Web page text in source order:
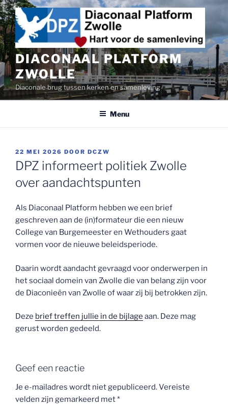
Ga
naar
de
inhoud
DIACONAAL PLATFORM
ZWOLLE
Diaconale brug tussen kerken en samenleving
Menu
GEPLAATST
OP
22 MEI 2026 DOOR DCZW
DPZ informeert politiek Zwolle
over aandachtspunten
Als Diaconaal Platform hebben we een brief
geschreven aan de (in)formateur die een nieuw
College van Burgemeester en Wethouders gaat
vormen voor de nieuwe beleidsperiode.
Daarin wordt aandacht gevraagd voor onderwerpen in
het sociaal domein van Zwolle die van belang zijn voor
de Diaconieën van Zwolle of waar zij bij betrokken zijn.
Deze brief treffen jullie in de bijlage aan. Deze mag
gerust worden gedeeld.
Geef een reactie
Je e-mailadres wordt niet gepubliceerd.Vereiste
velden zijn gemarkeerd met*